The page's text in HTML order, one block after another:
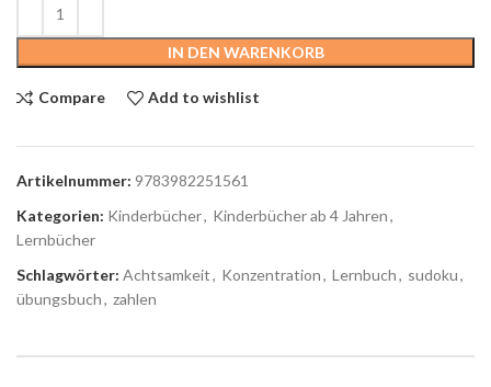
IN DEN WARENKORB
Compare Add to wishlist
Artikelnummer: 9783982251561
Kategorien: Kinderbücher, Kinderbücher ab 4 Jahren,
Lernbücher
Schlagwörter: Achtsamkeit, Konzentration, Lernbuch, sudoku,
übungsbuch, zahlen